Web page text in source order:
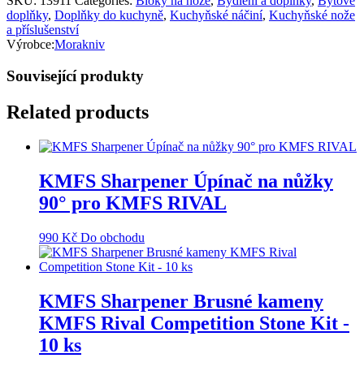
doplňky, Doplňky do kuchyně, Kuchyňské náčiní, Kuchyňské nože
a příslušenství
Výrobce:Morakniv
Související produkty
Related products
KMFS Sharpener Úpínač na nůžky
90° pro KMFS RIVAL
990 Kč Do obchodu
KMFS Sharpener Brusné kameny
KMFS Rival Competition Stone Kit -
10 ks